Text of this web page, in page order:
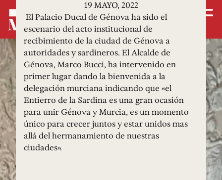
19 MAYO, 2022
El Palacio Ducal de Génova ha sido el
escenario del acto institucional de
recibimiento de la ciudad de Génova a
autoridades y sardineros. El Alcalde de
Génova, Marco Bucci, ha intervenido en
primer lugar dando la bienvenida a la
delegación murciana indicando que «el
Entierro de la Sardina es una gran ocasión
para unir Génova y Murcia, es un momento
único para crecer juntos y estar unidos mas
allá del hermanamiento de nuestras
ciudades».